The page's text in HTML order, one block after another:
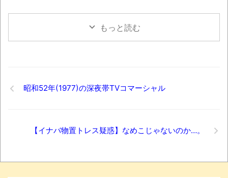
全方位青い芝包囲網すぎて色々見失う、新
しい仕事観
もっと読む
昭和52年(1977)の深夜帯TVコマーシャル
【イナバ物置トレス疑惑】なめこじゃないのか…。